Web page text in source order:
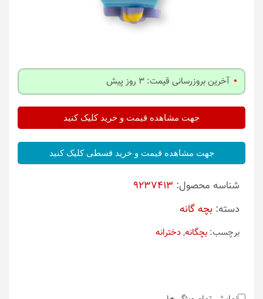
آخرین بروزرسانی قیمت: 3 روز پیش
جهت مشاهده قیمت و خرید کلیک کنید
جهت مشاهده قیمت و خرید قسطی کلیک کنید
شناسه محصول: 9237413
دسته: بچه گانه
برچسب: بچگانه,دخترانه